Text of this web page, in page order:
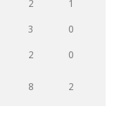
2 1
3 0
2 0
8 2